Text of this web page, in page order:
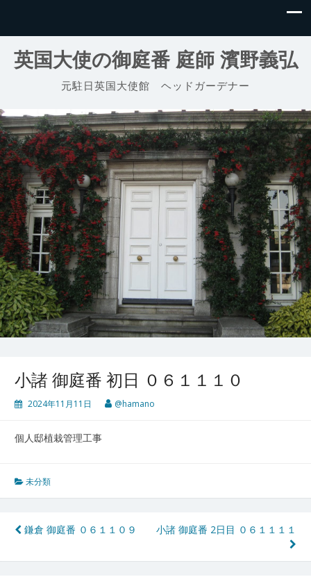
英国大使の御庭番 庭師 濱野義弘
元駐日英国大使館 ヘッドガーデナー
小諸 御庭番 初日 ０６１１１０
2024年11月11日 @hamano
個人邸植栽管理工事
未分類
投
稿
鎌倉 御庭番 ０６１１０９ 小諸 御庭番 2日目 ０６１１１１